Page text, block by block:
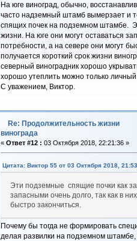
На юге виноград, обычно,
часто надземный штамб вымерзает и
спящих почек на подземном штамбе.
жизни. На юге они могут оставаться
потребности, а на севере они могут
получается короткий срок жизни
северный виноградник хорошо
хорошо утеплить можно только
С уважением, Виктор.
Re: Продолжительность жизни
винограда
« Ответ #12 : 03 Октября 2018, 22:21:36 »
Цитата: Виктор 55 от 03 Октября 2018,
Эти подземные спящие почки как
запасными очень долго, так как в
быстро закончиться.
Почему бы тогда не формировать
делая развилки на подземном штамбе,